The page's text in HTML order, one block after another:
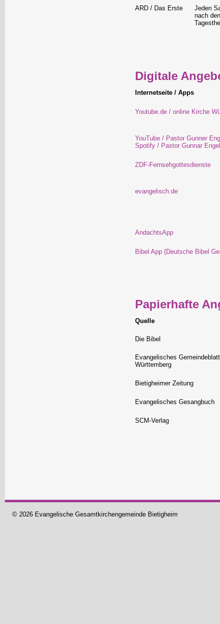
ARD / Das Erste
Jeden
nach den
Digitale
Internetseite / Apps
Youtube.de / online Kirche
YouTube / Pastor Gunner
Spotify / Pastor Gunnar Engel
ZDF-Fernsehgottesdienste
evangelisch.de
AndachtsApp
Bibel App (Deutsche Bibel
Papierhafte
Quelle
Die Bibel
Evangelisches
Württemberg
Bietigheimer Zeitung
Evangelisches Gesangbuch
SCM-Verlag
© 2026 Evangelische Gesamtkirchengemeinde Bietigheim